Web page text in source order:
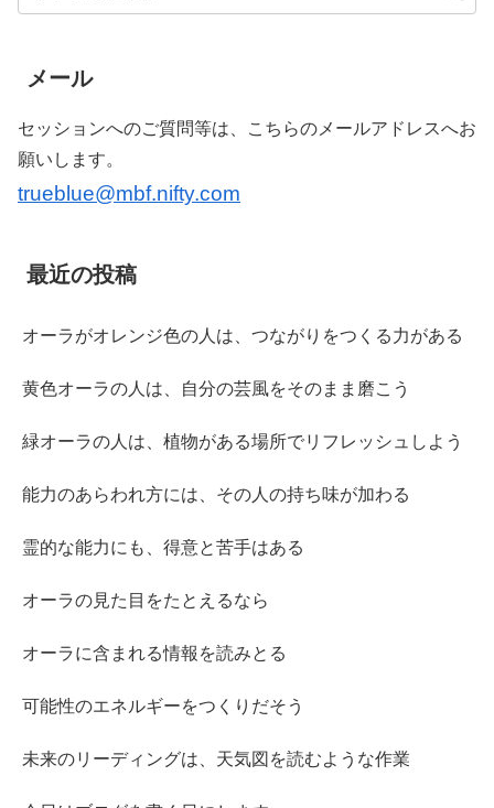
メール
セッションへのご質問等は、こちらのメールアドレスへお
願いします。
trueblue@mbf.nifty.com
最近の投稿
オーラがオレンジ色の人は、つながりをつくる力がある
黄色オーラの人は、自分の芸風をそのまま磨こう
緑オーラの人は、植物がある場所でリフレッシュしよう
能力のあらわれ方には、その人の持ち味が加わる
霊的な能力にも、得意と苦手はある
オーラの見た目をたとえるなら
オーラに含まれる情報を読みとる
可能性のエネルギーをつくりだそう
未来のリーディングは、天気図を読むような作業